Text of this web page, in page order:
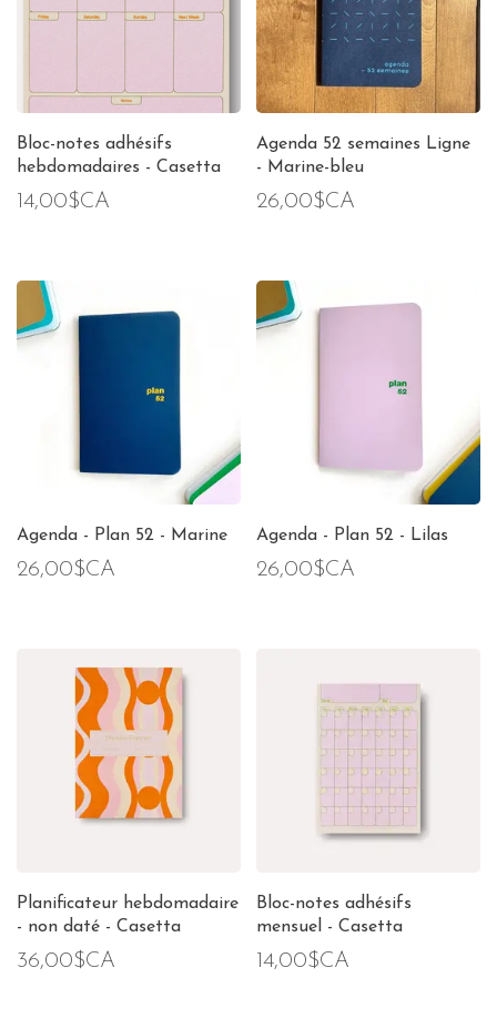
Bloc-notes adhésifs
hebdomadaires - Casetta
14,00$CA
Agenda 52 semaines Ligne
- Marine-bleu
26,00$CA
Agenda - Plan 52 - Marine
26,00$CA
Agenda - Plan 52 - Lilas
26,00$CA
Planificateur hebdomadaire
- non daté - Casetta
36,00$CA
Bloc-notes adhésifs
mensuel - Casetta
14,00$CA